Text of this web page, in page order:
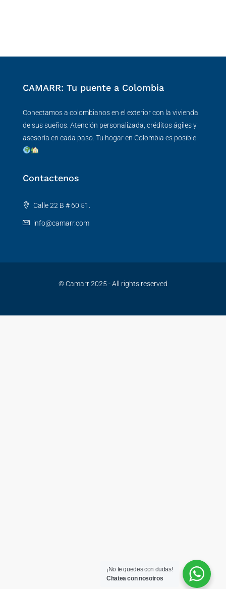
CAMARR: Tu puente a Colombia
Conectamos a colombianos en el exterior con la vivienda
de sus sueños. Atención personalizada, créditos ágiles y
asesoría en cada paso. Tu hogar en Colombia es posible.
Contactenos
Calle 22 B # 60 51.
info@camarr.com
© Camarr 2025 - All rights reserved
¡No te quedes con dudas!
Chatea con nosotros